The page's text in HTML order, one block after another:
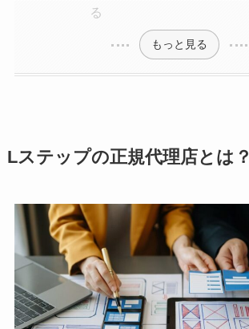
る
もっと見る
Lステップの正規代理店とは？